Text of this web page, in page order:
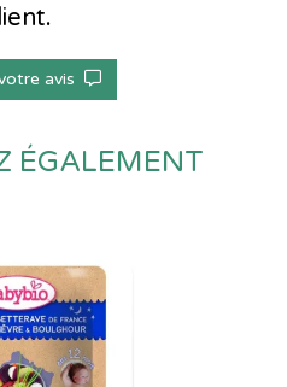
avis
ÉGALEMENT